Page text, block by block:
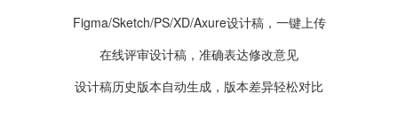
Figma/Sketch/PS/XD/Axure设计稿，一键上传
在线评审设计稿，准确表达修改意见
设计稿历史版本自动生成，版本差异轻松对比